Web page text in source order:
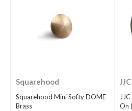
Squarehood
Squarehood Mini Softy DOME
Brass
JJC
On